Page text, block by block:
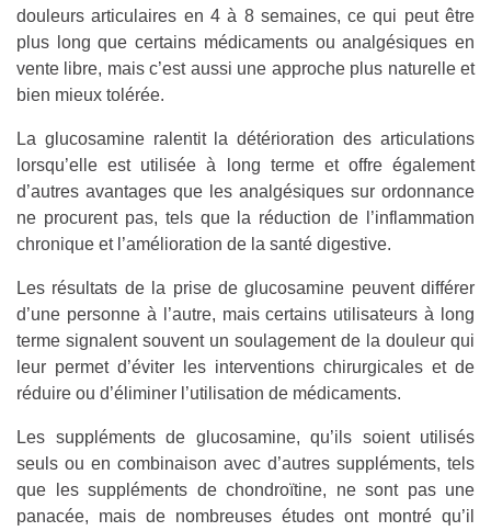
douleurs articulaires en 4 à 8 semaines, ce qui peut être
plus long que certains médicaments ou analgésiques en
vente libre, mais c’est aussi une approche plus naturelle et
bien mieux tolérée.
La glucosamine ralentit la détérioration des articulations
lorsqu’elle est utilisée à long terme et offre également
d’autres avantages que les analgésiques sur ordonnance
ne procurent pas, tels que la réduction de l’inflammation
chronique et l’amélioration de la santé digestive.
Les résultats de la prise de glucosamine peuvent différer
d’une personne à l’autre, mais certains utilisateurs à long
terme signalent souvent un soulagement de la douleur qui
leur permet d’éviter les interventions chirurgicales et de
réduire ou d’éliminer l’utilisation de médicaments.
Les suppléments de glucosamine, qu’ils soient utilisés
seuls ou en combinaison avec d’autres suppléments, tels
que les suppléments de chondroïtine, ne sont pas une
panacée, mais de nombreuses études ont montré qu’il